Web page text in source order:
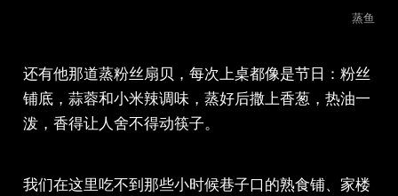
蒸鱼
还有他那道蒸粉丝扇贝，每次上桌都像是节日：粉丝
铺底，蒜蓉和小米辣调味，蒸好后撒上香葱，热油一
泼，香得让人舍不得动筷子。
我们在这里吃不到那些小时候巷子口的熟食铺、家楼